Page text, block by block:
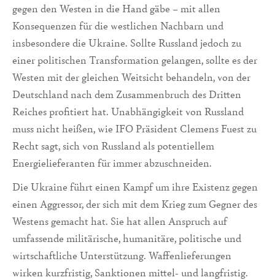
gegen den Westen in die Hand gäbe – mit allen
Konsequenzen für die westlichen Nachbarn und
insbesondere die Ukraine. Sollte Russland jedoch zu
einer politischen Transformation gelangen, sollte es der
Westen mit der gleichen Weitsicht behandeln, von der
Deutschland nach dem Zusammenbruch des Dritten
Reiches profitiert hat. Unabhängigkeit von Russland
muss nicht heißen, wie IFO Präsident Clemens Fuest zu
Recht sagt, sich von Russland als potentiellem
Energielieferanten für immer abzuschneiden.
Die Ukraine führt einen Kampf um ihre Existenz gegen
einen Aggressor, der sich mit dem Krieg zum Gegner des
Westens gemacht hat. Sie hat allen Anspruch auf
umfassende militärische, humanitäre, politische und
wirtschaftliche Unterstützung. Waffenlieferungen
wirken kurzfristig, Sanktionen mittel- und langfristig.